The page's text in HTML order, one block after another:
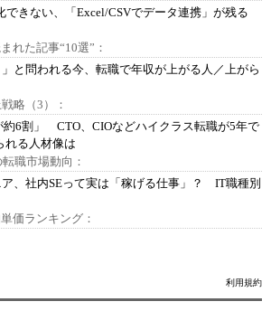
できない、「Excel/CSVでデータ連携」が残る
れた記事“10選”：
」と問われる今、転職で年収が上がる人／上がら
略（3）：
約6割」 CTO、CIOなどハイクラス転職が5年で
れる人材像は
職市場動向：
、社内SEって実は「稼げる仕事」？ IT職種別
価ランキング：
利用規約